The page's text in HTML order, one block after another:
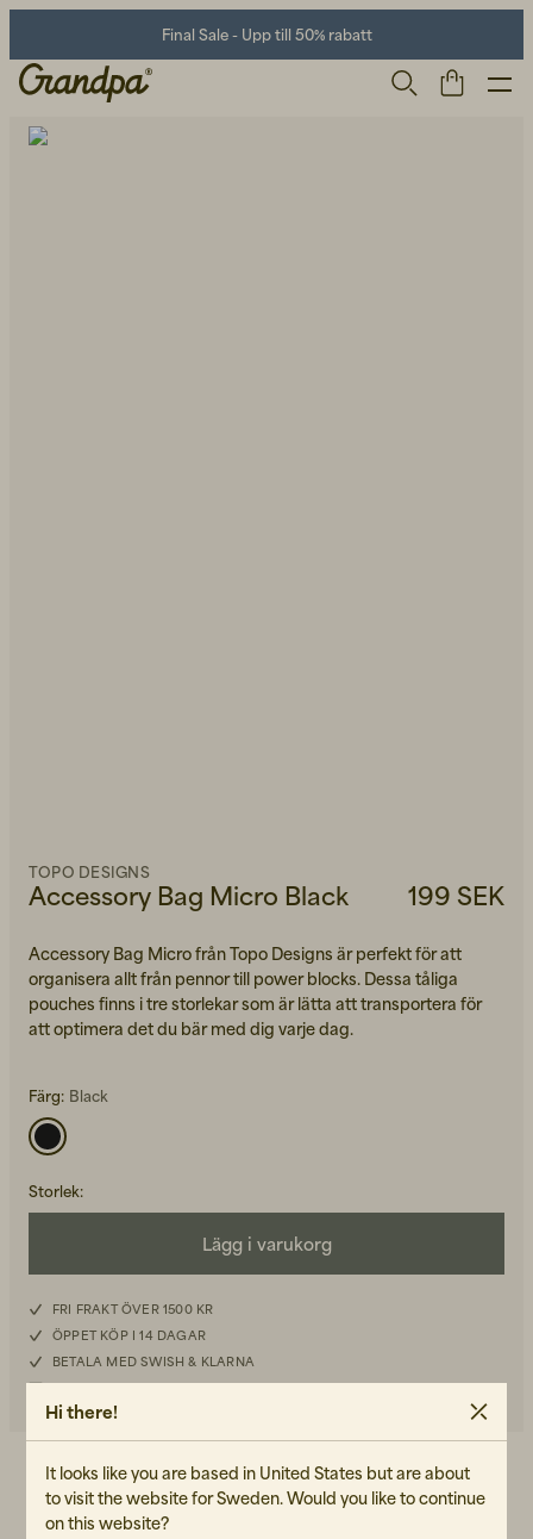
Final Sale - Upp till 50% rabatt
Back to Work för honom
Kepsar & Mössor
Accessory Bag Micro Black
TOPO DESIGNS
199 SEK
Accessory Bag Micro från Topo Designs är perfekt för att
organisera allt från pennor till power blocks. Dessa tåliga
pouches finns i tre storlekar som är lätta att transportera för
att optimera det du bär med dig varje dag.
Färg: Black
Storlek:
Lägg i varukorg
FRI FRAKT ÖVER 1500 KR
ÖPPET KÖP I 14 DAGAR
BETALA MED SWISH & KLARNA
-Micro: 12 cm bred och 8,5 cm hög
Hi there!
It looks like you are based in United States but are about
to visit the website for Sweden. Would you like to continue
on this website?